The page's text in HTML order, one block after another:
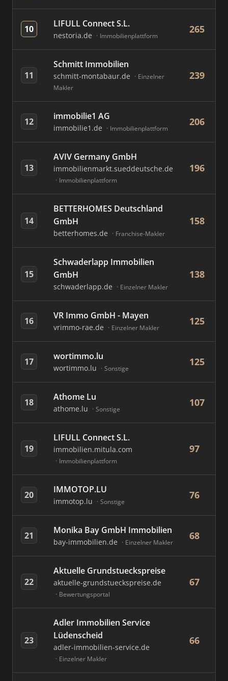
10 LIFULL Connect S.L.
nestoria.de Immobilienplattform
265
11
Schmitt Immobilien
schmitt-montabaur.de
Einzelner
Makler
239
12 immobilie1 AG
immobilie1.de Immobilienplattform
206
13
AVIV Germany GmbH
immobilienmarkt.sueddeutsche.de
Immobilienplattform
196
14
BETTERHOMES Deutschland
GmbH
betterhomes.de Franchise-Makler
158
15
Schwaderlapp Immobilien
GmbH
schwaderlapp.de Einzelner Makler
138
16 VR Immo GmbH - Mayen
vrimmo-rae.de Einzelner Makler
125
17 wortimmo.lu
wortimmo.lu Sonstige
125
18 Athome Lu
athome.lu Sonstige
107
19
LIFULL Connect S.L.
immobilien.mitula.com
Immobilienplattform
97
20 IMMOTOP.LU
immotop.lu Sonstige
76
21 Monika Bay GmbH Immobilien
bay-immobilien.de Einzelner Makler
68
22
Aktuelle Grundstueckspreise
aktuelle-grundstueckspreise.de
Bewertungsportal
67
23
Adler Immobilien Service
Lüdenscheid
adler-immobilien-service.de
Einzelner Makler
66